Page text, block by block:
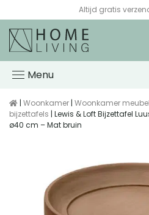
Altijd gratis
Menu
| Woonkamer | Woonkamer
bijzettafels | Lewis & Loft Bijzettafel
ø40 cm – Mat bruin